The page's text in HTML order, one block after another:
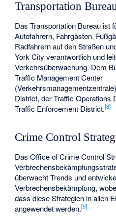
Transportation
Das Transportation Bureau ist
Autofahrern, Fahrgästen,
Radfahrern auf den Straßen
York City verantwortlich und
Verkehrsüberwachung. Dem
Traffic Management Center
District, der Traffic Operations
Traffic Enforcement District.[8]
Crime Control
Das Office of Crime Control
überwacht Trends und
Verbrechensbekämpfung,
dass diese Strategien in allen
angewendet werden.[9]